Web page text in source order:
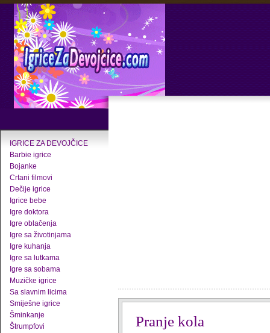
IGRICE ZA DEVOJČICE
Barbie igrice
Bojanke
Crtani filmovi
Dečije igrice
Igrice bebe
Igre doktora
Igre oblačenja
Igre sa životinjama
Igre kuhanja
Igre sa lutkama
Igre sa sobama
Muzičke igrice
Sa slavnim licima
Smiješne igrice
Šminkanje
Štrumpfovi
Pranje kola